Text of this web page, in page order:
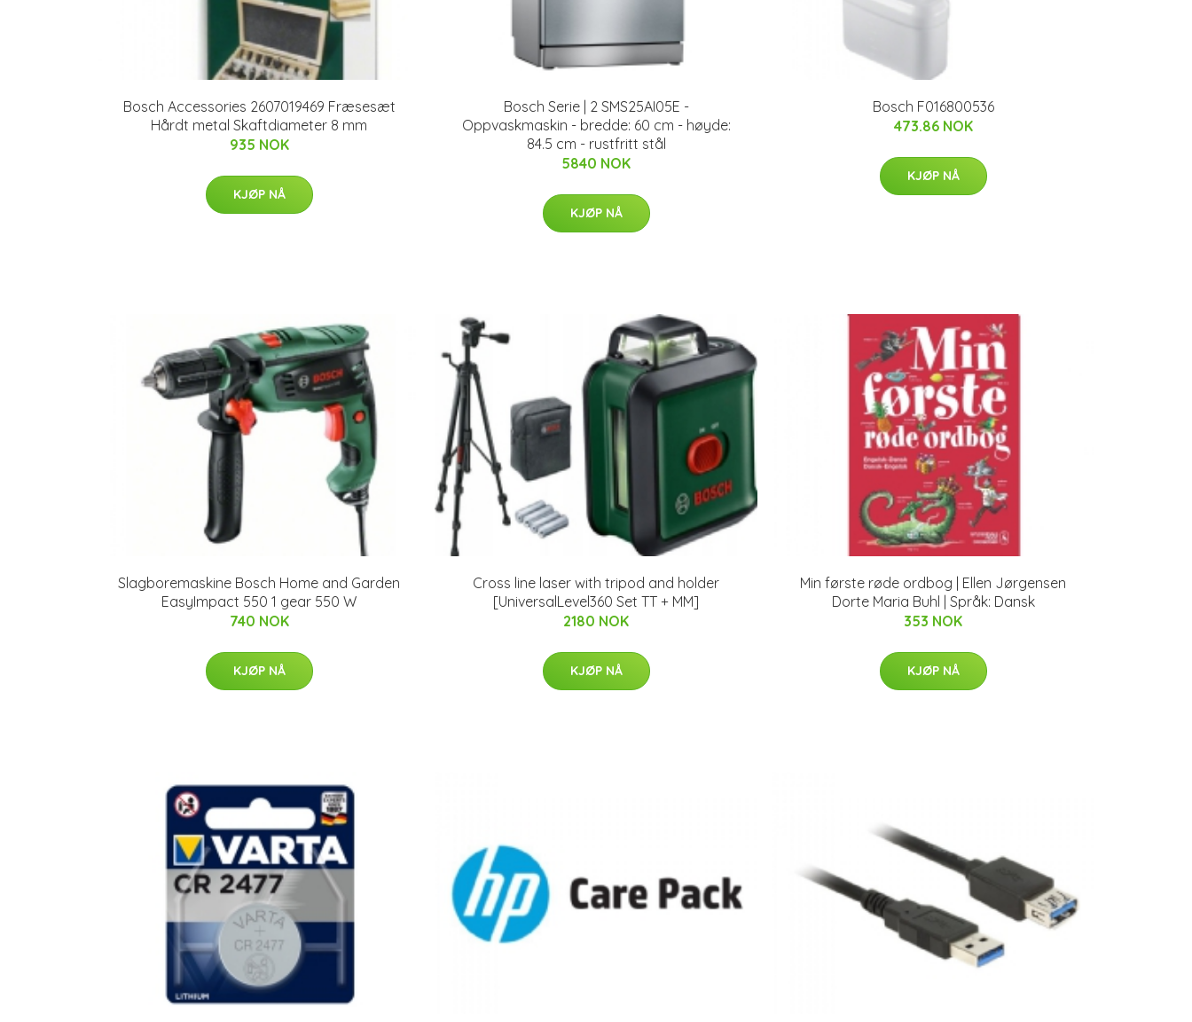
Bosch Accessories 2607019469 Fræsesæt
Hårdt metal Skaftdiameter 8 mm
935 NOK
KJØP NÅ
Bosch Serie | 2 SMS25AI05E -
Oppvaskmaskin - bredde: 60 cm - høyde:
84.5 cm - rustfritt stål
5840 NOK
KJØP NÅ
Bosch F016800536
473.86 NOK
KJØP NÅ
Slagboremaskine Bosch Home and Garden
EasyImpact 550 1 gear 550 W
740 NOK
KJØP NÅ
Cross line laser with tripod and holder
[UniversalLevel360 Set TT + MM]
2180 NOK
KJØP NÅ
Min første røde ordbog | Ellen Jørgensen
Dorte Maria Buhl | Språk: Dansk
353 NOK
KJØP NÅ